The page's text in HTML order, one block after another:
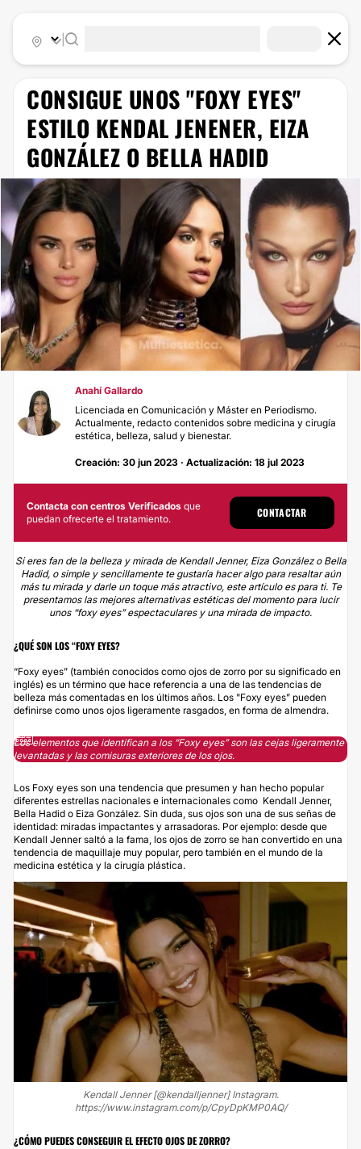
CONSIGUE UNOS "FOXY EYES"
ESTILO KENDAL JENENER, EIZA
GONZÁLEZ O BELLA HADID
Anahí Gallardo
Licenciada en Comunicación y Máster en Periodismo.
Actualmente, redacto contenidos sobre medicina y cirugía
estética, belleza, salud y bienestar.
Creación: 30 jun 2023 · Actualización: 18 jul 2023
Contacta con centros Verificados que
puedan ofrecerte el tratamiento.
CONTACTAR
Si eres fan de la belleza y mirada de Kendall Jenner, Eiza González o Bella
Hadid, o simple y sencillamente te gustaría hacer algo para resaltar aún
más tu mirada y darle un toque más atractivo, este artículo es para ti. Te
presentamos las mejores alternativas estéticas del momento para lucir
unos “foxy eyes” espectaculares y una mirada de impacto.
¿QUÉ SON LOS “FOXY EYES?
“Foxy eyes” (también conocidos como ojos de zorro por su significado en
inglés) es un término que hace referencia a una de las tendencias de
belleza más comentadas en los últimos años. Los "Foxy eyes” pueden
definirse como unos ojos ligeramente rasgados, en forma de almendra.
Los elementos que identifican a los “Foxy eyes” son las cejas ligeramente
levantadas y las comisuras exteriores de los ojos.
Los Foxy eyes son una tendencia que presumen y han hecho popular
diferentes estrellas nacionales e internacionales como Kendall Jenner,
Bella Hadid o Eiza González. Sin duda, sus ojos son una de sus señas de
identidad: miradas impactantes y arrasadoras. Por ejemplo: desde que
Kendall Jenner saltó a la fama, los ojos de zorro se han convertido en una
tendencia de maquillaje muy popular, pero también en el mundo de la
medicina estética y la cirugía plástica.
Kendall Jenner [@kendalljenner] Instagram.
https://www.instagram.com/p/CpyDpKMP0AQ/
¿CÓMO PUEDES CONSEGUIR EL EFECTO OJOS DE ZORRO?